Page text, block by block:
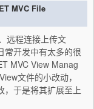
MVC File
远程连接上传文
常开发中有太多的很
MVC View Manag
文件的小改动，
，于是将其扩展至上